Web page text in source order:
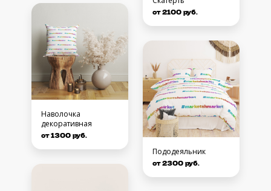
Наволочка
декоративная
от 1300 руб.
от 2100 руб.
Пододеяльник
от 2300 руб.